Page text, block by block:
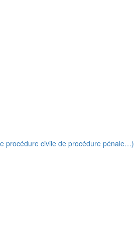
procédure civile de procédure pénale…)